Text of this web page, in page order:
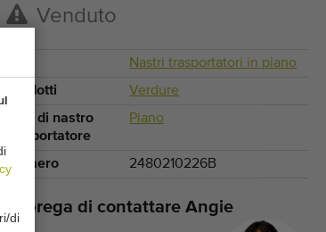
di
Venduto
Nastri trasportatori in piano
Prodotti
Verdure
Tipo di nastro
trasportatore
Piano
Numero 2480210226B
Si prega di contattare Angie